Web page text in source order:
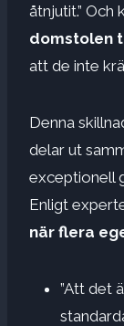
åtnjutit.” Och
domstolen
att de inte
Denna
delar ut
exceptionell
Enligt
när flera
”Att det